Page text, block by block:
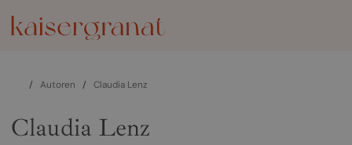
/ Autoren / Claudia Lenz
Claudia Lenz